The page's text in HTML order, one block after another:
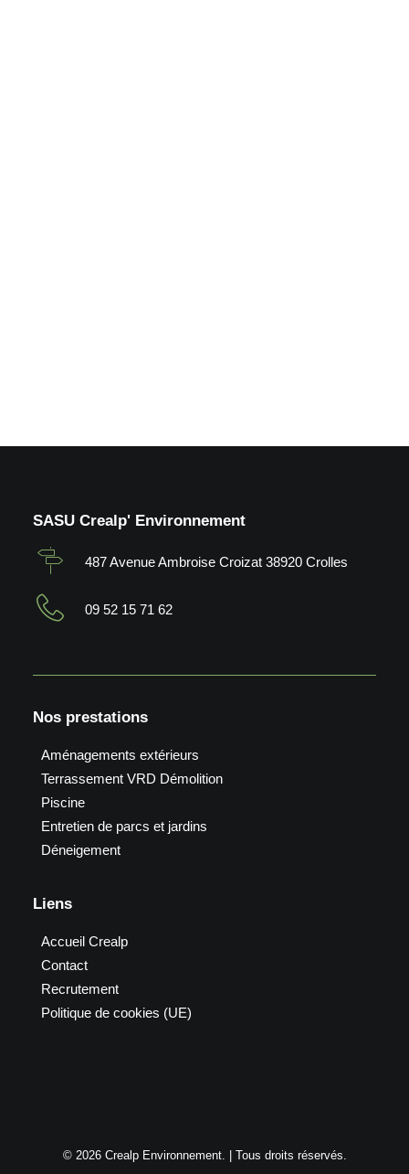
SASU Crealp' Environnement
487 Avenue Ambroise Croizat 38920 Crolles
09 52 15 71 62
Nos prestations
Aménagements extérieurs
Terrassement VRD Démolition
Piscine
Entretien de parcs et jardins
Déneigement
Liens
Accueil Crealp
Contact
Recrutement
Politique de cookies (UE)
© 2026 Crealp Environnement. | Tous droits réservés.